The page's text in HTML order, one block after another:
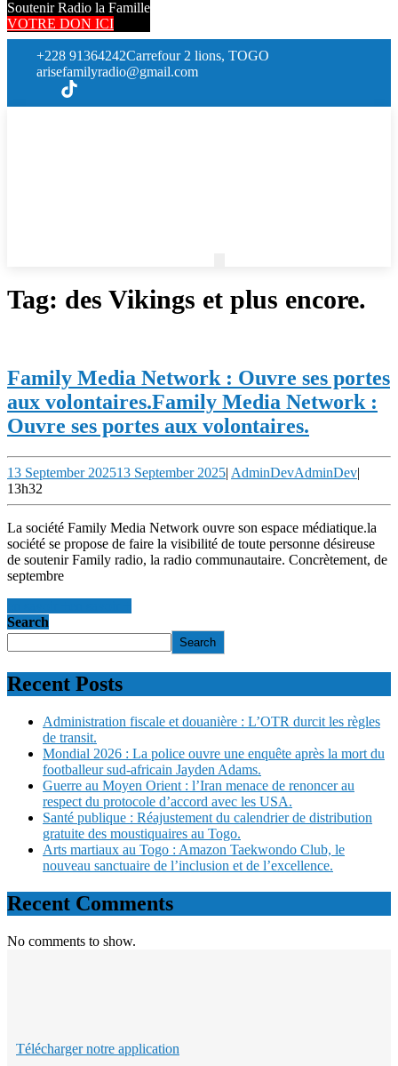
Soutenir Radio la Famille
VOTRE DON ICI
+228 91364242Carrefour 2 lions, TOGO
arisefamilyradio@gmail.com
Tag: des Vikings et plus encore.
Family Media Network : Ouvre ses portes
aux volontaires.Family Media Network :
Ouvre ses portes aux volontaires.
13 September 202513 September 2025| AdminDevAdminDev|
13h32
La société Family Media Network ouvre son espace médiatique.la
société se propose de faire la visibilité de toute personne désireuse
de soutenir Family radio, la radio communautaire. Concrètement, de
septembre
Search
Search
Recent Posts
Administration fiscale et douanière : L’OTR durcit les règles
de transit.
Mondial 2026 : La police ouvre une enquête après la mort du
footballeur sud-africain Jayden Adams.
Guerre au Moyen Orient : l’Iran menace de renoncer au
respect du protocole d’accord avec les USA.
Santé publique : Réajustement du calendrier de distribution
gratuite des moustiquaires au Togo.
Arts martiaux au Togo : Amazon Taekwondo Club, le
nouveau sanctuaire de l’inclusion et de l’excellence.
Recent Comments
No comments to show.
Télécharger notre application